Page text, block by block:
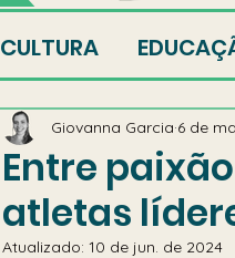
CULTURA
Entre
atletas
Giovanna Garcia 6 de
Atualizado: 10 de jun. de 2024